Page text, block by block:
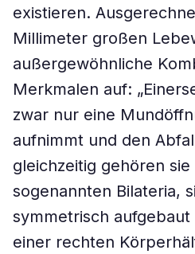
existieren.
Millimeter großen
außergewöhnliche
Merkmalen auf:
zwar nur eine
aufnimmt und den
gleichzeitig gehören
sogenannten Bilateria,
symmetrisch
einer rechten